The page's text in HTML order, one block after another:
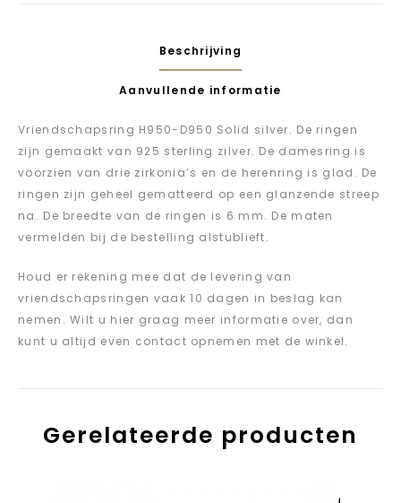
Beschrijving
Aanvullende informatie
Vriendschapsring H950-D950 Solid silver. De ringen
zijn gemaakt van 925 sterling zilver. De damesring is
voorzien van drie zirkonia’s en de herenring is glad. De
ringen zijn geheel gematteerd op een glanzende streep
na. De breedte van de ringen is 6 mm. De maten
vermelden bij de bestelling alstublieft.
Houd er rekening mee dat de levering van
vriendschapsringen vaak 10 dagen in beslag kan
nemen. Wilt u hier graag meer informatie over, dan
kunt u altijd even contact opnemen met de winkel.
Gerelateerde producten